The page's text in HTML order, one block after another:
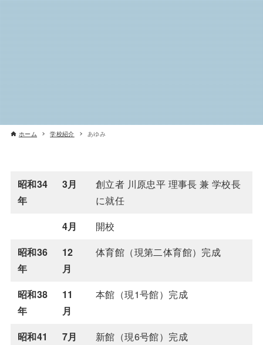
ホーム 学校紹介 あゆみ
昭和34
年
3月
創立者 川原忠平 理事長 兼 学校長
に就任
4月
開校
昭和36
年
12
月
体育館（現第二体育館）完成
昭和38
年
11
月
本館（現1号館）完成
昭和41
7月 新館（現6号館）完成